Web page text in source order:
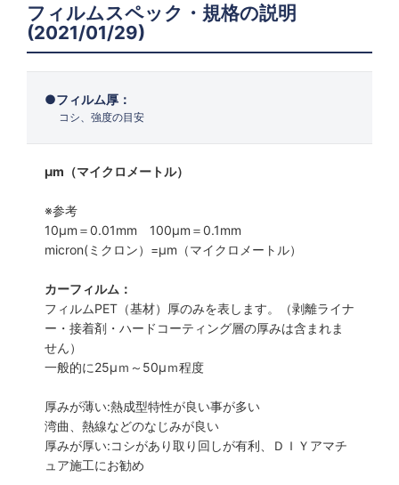
フィルムスペック・規格の説明
(2021/01/29)
フィルム厚：
コシ、強度の目安
μm（マイクロメートル）
※参考
10μm＝0.01mm 100μm＝0.1mm
micron(ミクロン）=µm（マイクロメートル）
カーフィルム：
フィルムPET（基材）厚のみを表します。（剥離ライナ
ー・接着剤・ハードコーティング層の厚みは含まれま
せん）
一般的に25µｍ～50µｍ程度
厚みが薄い:熱成型特性が良い事が多い
湾曲、熱線などのなじみが良い
厚みが厚い:コシがあり取り回しが有利、ＤＩＹアマチ
ュア施工にお勧め